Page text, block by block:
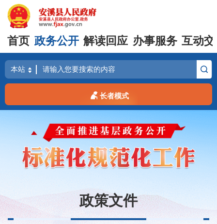
首页 政务公开 解读回应 办事服务 互动
长者模式
政策文件